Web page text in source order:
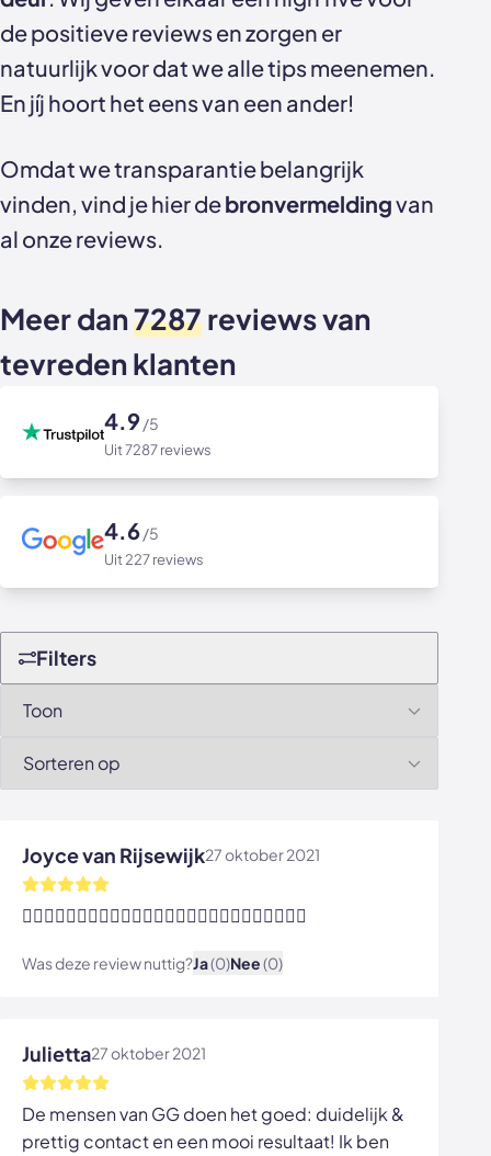
Akoestische panelen
Kleurstalen akoestische panelen
Sample sale
Accessoires
Stalen schuifdeuren
Stalen wanden
Stalen binnendeuren
Akoestische panelen
GewoonGers deuren outlet
de positieve reviews en zorgen er
natuurlijk voor dat we alle tips meenemen.
En jíj hoort het eens van een ander!
Omdat we transparantie belangrijk
vinden, vind je hier debronvermeldingvan
al onze reviews.
Meer dan7287reviews van
tevreden klanten
4.9/5
Uit 7287 reviews
4.6/5
Uit 227 reviews
Filters
Joyce van Rijsewijk27 oktober 2021
👍🏼👍🏼👍🏼👍🏼👍🏼👍🏼👍🏼👍🏼👍🏼👍🏼👍🏼👍🏼👍🏼
Was deze review nuttig?Ja(0)Nee(0)
Julietta27 oktober 2021
De mensen van GG doen het goed: duidelijk &
prettig contact en een mooi resultaat! Ik ben